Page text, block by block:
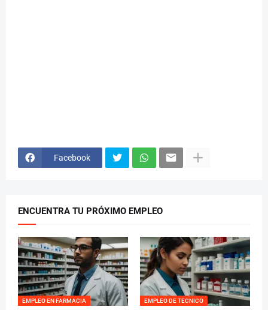
Facebook
ENCUENTRA TU PRÓXIMO EMPLEO
EMPLEO EN FARMACIA EMPLEO DE TECNICO